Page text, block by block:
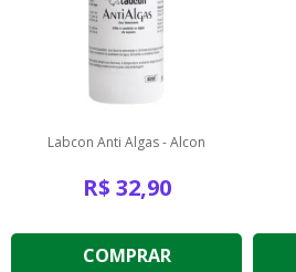
Labcon Anti Algas - Alcon
R$ 32,90
COMPRAR